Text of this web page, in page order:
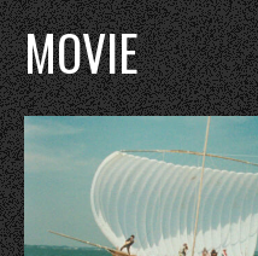
MOVIE